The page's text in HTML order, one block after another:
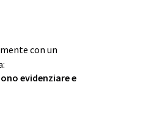
con un
evidenziare e